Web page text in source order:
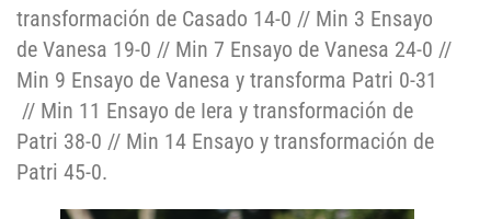
transformación de Casado 14-0 // Min 3 Ensayo
de Vanesa 19-0 // Min 7 Ensayo de Vanesa 24-0 //
Min 9 Ensayo de Vanesa y transforma Patri 0-31
// Min 11 Ensayo de Iera y transformación de
Patri 38-0 // Min 14 Ensayo y transformación de
Patri 45-0.